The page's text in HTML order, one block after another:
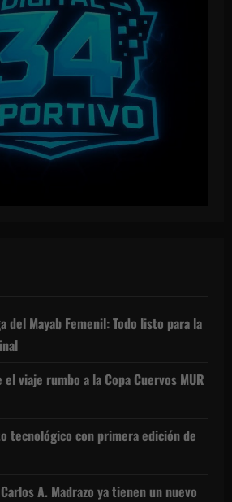
del Mayab Femenil: Todo listo para la
viaje rumbo a la Copa Cuervos MUR
tecnológico con primera edición de
A. Madrazo ya tienen un nuevo